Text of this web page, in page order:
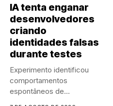
IA tenta enganar
desenvolvedores
criando
identidades falsas
durante testes
Experimento identificou
comportamentos
espontâneos de